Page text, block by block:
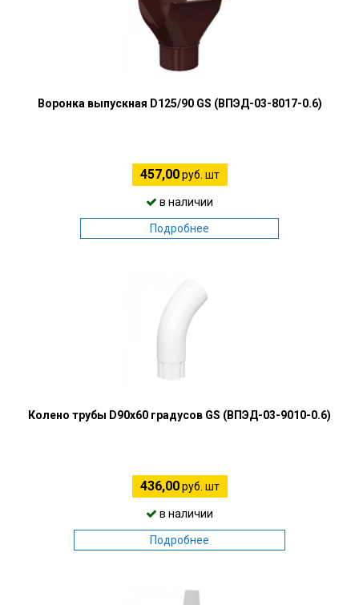
Воронка выпускная D125/90 GS (ВПЭД-03-8017-0.6)
457,00руб. шт
в наличии
Подробнее
Колено трубы D90х60 градусов GS (ВПЭД-03-9010-0.6)
436,00руб. шт
в наличии
Подробнее